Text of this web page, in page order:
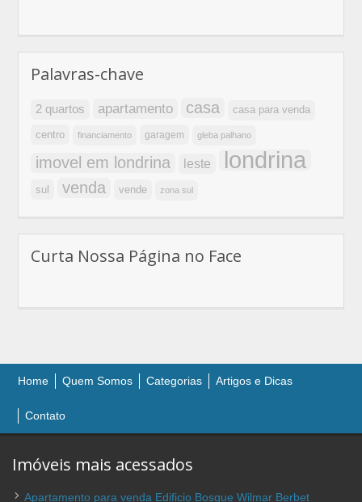
Palavras-chave
2 quartos apartamento casa casa para venda
centro financiamento garagem gleba palhano
imovel em londrina leste londrina
sul venda vende zona sul
Curta Nossa Página no Face
Home Quem Somos Categorias Artigos e Dicas
Contato
Imóveis mais acessados
Apartamento para venda Edificio Bosque Wilmar Berbet